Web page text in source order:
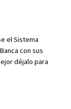
el Sistema
con sus
déjalo para